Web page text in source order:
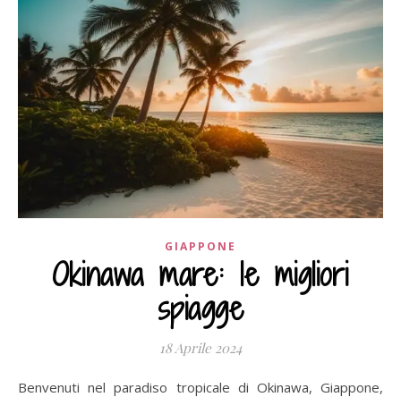
GIAPPONE
Okinawa mare: le migliori
spiagge
18 Aprile 2024
Benvenuti nel paradiso tropicale di Okinawa, Giappone,